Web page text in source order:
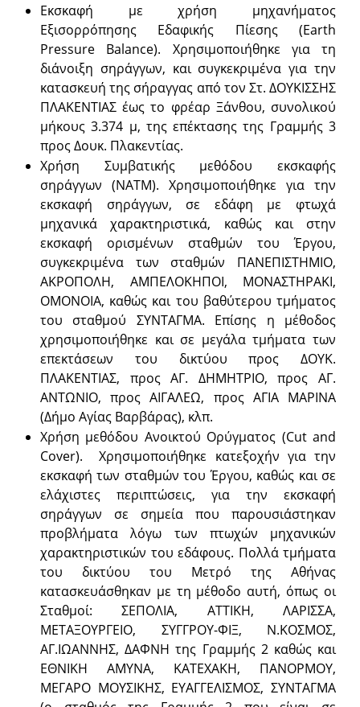
Εκσκαφή με χρήση μηχανήματος
Εξισορρόπησης Εδαφικής Πίεσης (Earth
Pressure Balance). Χρησιμοποιήθηκε για τη
διάνοιξη σηράγγων, και συγκεκριμένα για την
κατασκευή της σήραγγας από τον Στ. ΔΟΥΚΙΣΣΗΣ
ΠΛΑΚΕΝΤΙΑΣ έως το φρέαρ Ξάνθου, συνολικού
μήκους 3.374 μ, της επέκτασης της Γραμμής 3
προς Δουκ. Πλακεντίας.
Χρήση Συμβατικής μεθόδου εκσκαφής
σηράγγων (ΝΑΤΜ). Χρησιμοποιήθηκε για την
εκσκαφή σηράγγων, σε εδάφη με φτωχά
μηχανικά χαρακτηριστικά, καθώς και στην
εκσκαφή ορισμένων σταθμών του Έργου,
συγκεκριμένα των σταθμών ΠΑΝΕΠΙΣΤΗΜΙΟ,
ΑΚΡΟΠΟΛΗ, ΑΜΠΕΛΟΚΗΠΟΙ, ΜΟΝΑΣΤΗΡΑΚΙ,
ΟΜΟΝΟΙΑ, καθώς και του βαθύτερου τμήματος
του σταθμού ΣΥΝΤΑΓΜΑ. Επίσης η μέθοδος
χρησιμοποιήθηκε και σε μεγάλα τμήματα των
επεκτάσεων του δικτύου προς ΔΟΥΚ.
ΠΛΑΚΕΝΤΙΑΣ, προς ΑΓ. ΔΗΜΗΤΡΙΟ, προς ΑΓ.
ΑΝΤΩΝΙΟ, προς ΑΙΓΑΛΕΩ, προς ΑΓΙΑ ΜΑΡΙΝΑ
(Δήμο Αγίας Βαρβάρας), κλπ.
Χρήση μεθόδου Ανοικτού Ορύγματος (Cut and
Cover). Χρησιμοποιήθηκε κατεξοχήν για την
εκσκαφή των σταθμών του Έργου, καθώς και σε
ελάχιστες περιπτώσεις, για την εκσκαφή
σηράγγων σε σημεία που παρουσιάστηκαν
προβλήματα λόγω των πτωχών μηχανικών
χαρακτηριστικών του εδάφους. Πολλά τμήματα
του δικτύου του Μετρό της Αθήνας
κατασκευάσθηκαν με τη μέθοδο αυτή, όπως οι
Σταθμοί: ΣΕΠΟΛΙΑ, ΑΤΤΙΚΗ, ΛΑΡΙΣΣΑ,
ΜΕΤΑΞΟΥΡΓΕΙΟ, ΣΥΓΓΡΟΥ-ΦΙΞ, Ν.ΚΟΣΜΟΣ,
ΑΓ.ΙΩΑΝΝΗΣ, ΔΑΦΝΗ της Γραμμής 2 καθώς και
ΕΘΝΙΚΗ ΑΜΥΝΑ, ΚΑΤΕΧΑΚΗ, ΠΑΝΟΡΜΟΥ,
ΜΕΓΑΡΟ ΜΟΥΣΙΚΗΣ, ΕΥΑΓΓΕΛΙΣΜΟΣ, ΣΥΝΤΑΓΜΑ